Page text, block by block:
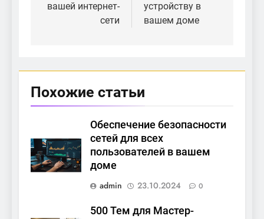
вашей интернет-
сети
устройству в
вашем доме
Похожие статьи
Обеспечение безопасности
сетей для всех
пользователей в вашем
доме
admin
23.10.2024 0
500 Тем для Мастер-